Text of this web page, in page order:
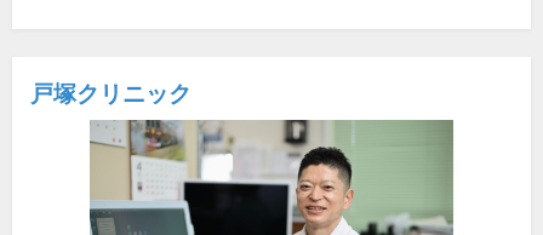
戸塚クリニック